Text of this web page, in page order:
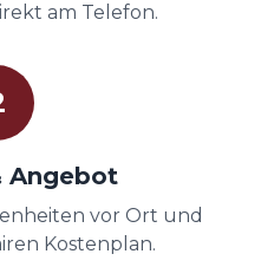
am Telefon.
Angebot
vor Ort und
Kostenplan.